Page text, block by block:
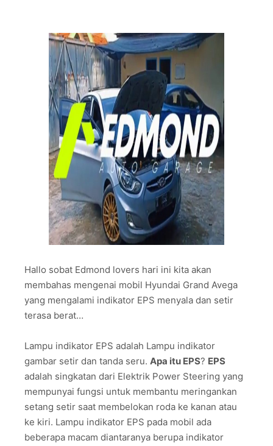
Hallo sobat Edmond lovers hari ini kita akan
membahas mengenai mobil Hyundai Grand Avega
yang mengalami indikator EPS menyala dan setir
terasa berat…
Lampu indikator EPS adalah Lampu indikator
gambar setir dan tanda seru. Apa itu EPS? EPS
adalah singkatan dari Elektrik Power Steering yang
mempunyai fungsi untuk membantu meringankan
setang setir saat membelokan roda ke kanan atau
ke kiri. Lampu indikator EPS pada mobil ada
beberapa macam diantaranya berupa indikator